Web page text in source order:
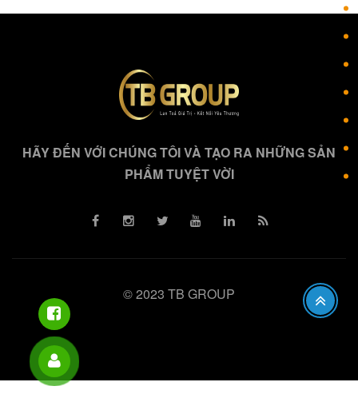
HÃY ĐẾN VỚI CHÚNG TÔI VÀ TẠO RA NHỮNG SẢN
PHẨM TUYỆT VỜI
© 2023 TB GROUP